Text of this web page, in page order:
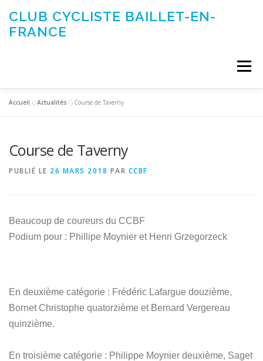
contenu
CLUB CYCLISTE BAILLET-EN-
FRANCE
Menu
SORTIES CLUB CONTACTEZ-NOUS
Accueil »Actualités »Course de Taverny
Course de Taverny
PUBLIÉ LE 26 MARS 2018 PAR CCBF
Beaucoup de coureurs du CCBF
Podium pour : Phillipe Moynier et Henri Grzegorzeck
En deuxième catégorie : Frédéric Lafargue douzième,
Bornet Christophe quatorzième et Bernard Vergereau
quinzième.
En troisième catégorie : Philippe Moynier deuxième, Saget